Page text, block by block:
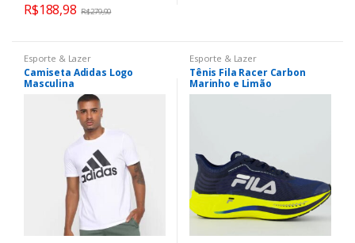
R$188,98 R$279,90
Esporte & Lazer
Camiseta Adidas Logo
Masculina
Esporte & Lazer
Tênis Fila Racer Carbon
Marinho e Limão